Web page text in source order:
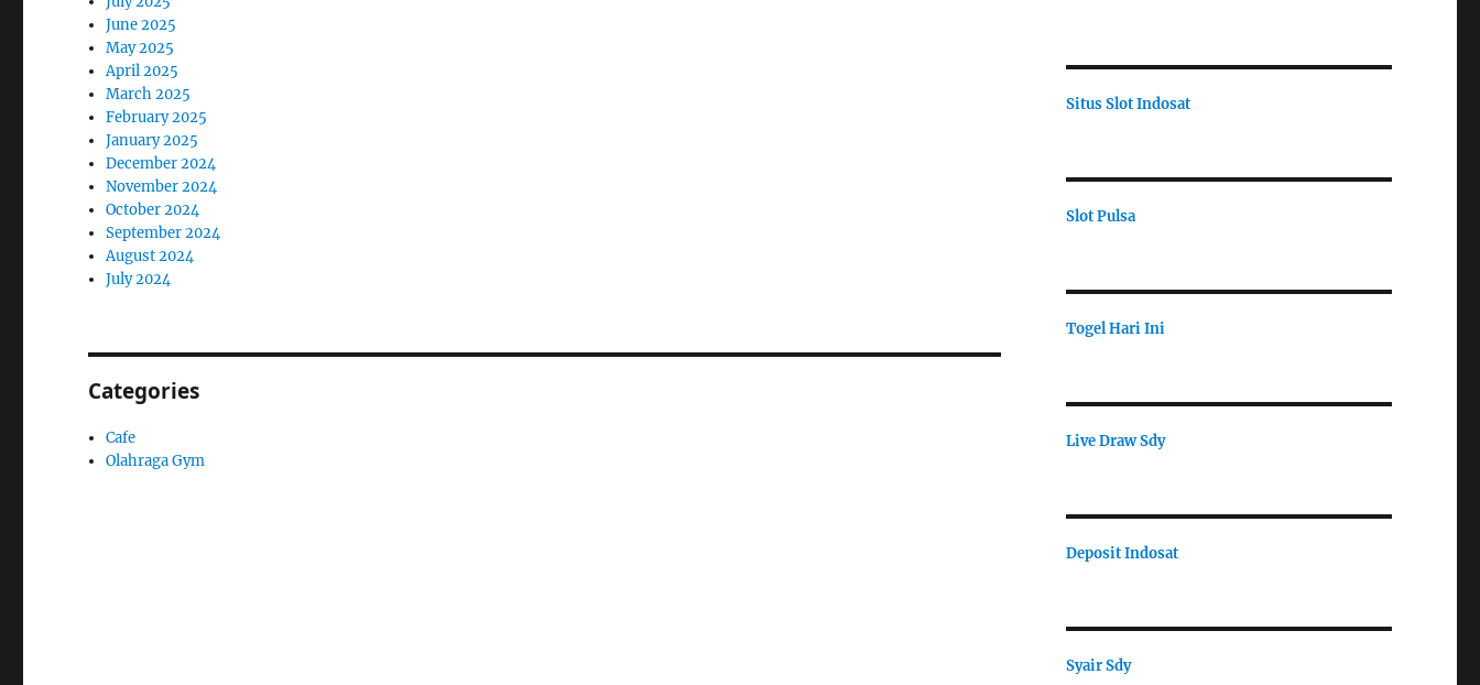
June 2025
May 2025
April 2025
March 2025
February 2025
January 2025
December 2024
November 2024
October 2024
September 2024
August 2024
July 2024
Categories
Cafe
Olahraga Gym
Situs Slot Indosat
Slot Pulsa
Togel Hari Ini
Live Draw Sdy
Deposit Indosat
Syair Sdy